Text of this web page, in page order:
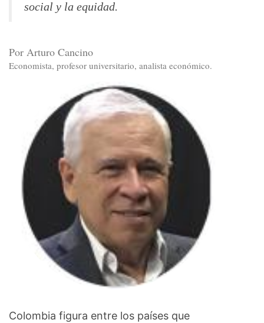
social y la equidad.
Por Arturo Cancino
Economista, profesor universitario, analista económico.
Colombia figura entre los países que